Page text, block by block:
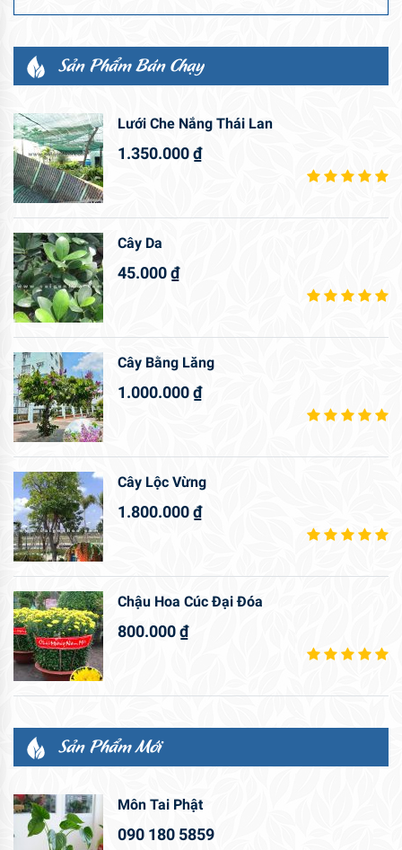
Sản Phẩm Bán Chạy
Lưới Che Nắng Thái Lan
1.350.000₫
Cây Da
45.000₫
Cây Bằng Lăng
1.000.000₫
Cây Lộc Vừng
1.800.000₫
Chậu Hoa Cúc Đại Đóa
800.000₫
Sản Phẩm Mới
Môn Tai Phật
090 180 5859